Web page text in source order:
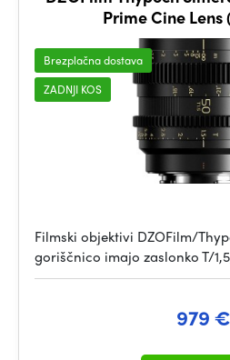
Prime Cine
Brezplačna dostava
ZADNJI KOS
Filmski objektivi DZOFilm/
goriščnico imajo zaslonko T/
979 €